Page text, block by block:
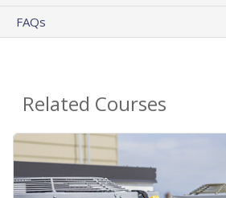
FAQs
Related Courses